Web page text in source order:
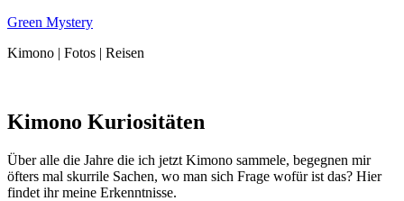
Green Mystery
Kimono | Fotos | Reisen
Kimono Kuriositäten
Über alle die Jahre die ich jetzt Kimono sammele, begegnen mir
öfters mal skurrile Sachen, wo man sich Frage wofür ist das? Hier
findet ihr meine Erkenntnisse.